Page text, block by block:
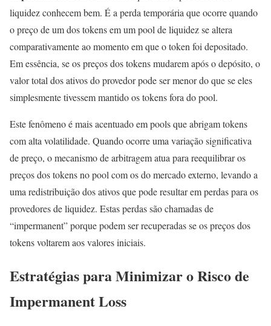
liquidez conhecem bem. É a perda temporária que ocorre quando
o preço de um dos tokens em um pool de liquidez se altera
comparativamente ao momento em que o token foi depositado.
Em essência, se os preços dos tokens mudarem após o depósito, o
valor total dos ativos do provedor pode ser menor do que se eles
simplesmente tivessem mantido os tokens fora do pool.
Este fenômeno é mais acentuado em pools que abrigam tokens
com alta volatilidade. Quando ocorre uma variação significativa
de preço, o mecanismo de arbitragem atua para reequilibrar os
preços dos tokens no pool com os do mercado externo, levando a
uma redistribuição dos ativos que pode resultar em perdas para os
provedores de liquidez. Estas perdas são chamadas de
“impermanent” porque podem ser recuperadas se os preços dos
tokens voltarem aos valores iniciais.
Estratégias para Minimizar o Risco de
Impermanent Loss